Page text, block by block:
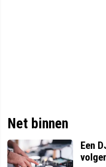
Net binnen
Een